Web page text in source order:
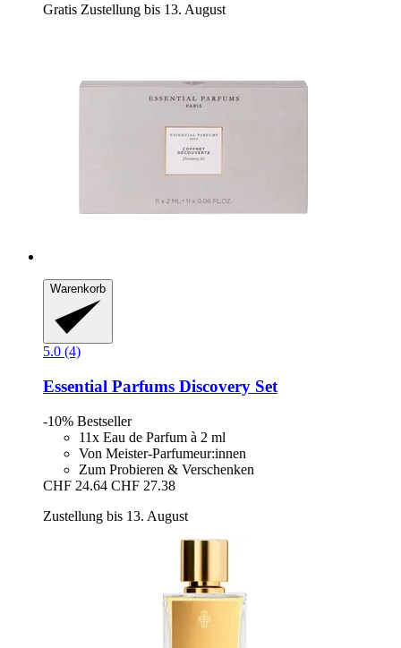
Gratis Zustellung bis 13. August
Warenkorb
5.0 (4)
Essential Parfums Discovery Set
-10% Bestseller
11x Eau de Parfum à 2 ml
Von Meister-Parfumeur:innen
Zum Probieren & Verschenken
CHF 24.64 CHF 27.38
Zustellung bis 13. August